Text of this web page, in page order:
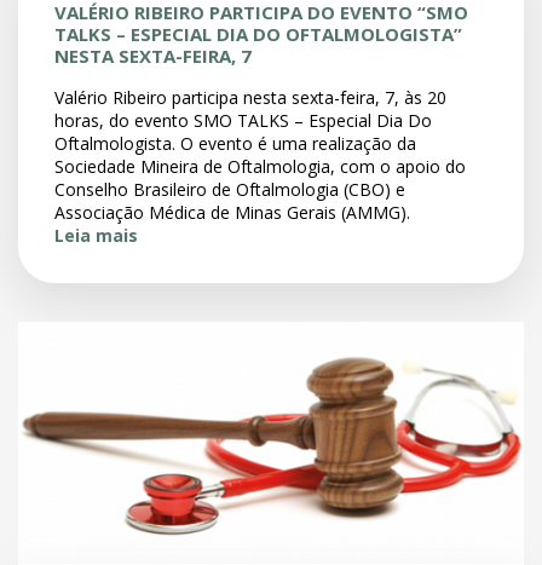
VALÉRIO RIBEIRO PARTICIPA DO EVENTO “SMO
TALKS – ESPECIAL DIA DO OFTALMOLOGISTA”
NESTA SEXTA-FEIRA, 7
Valério Ribeiro participa nesta sexta-feira, 7, às 20
horas, do evento SMO TALKS – Especial Dia Do
Oftalmologista. O evento é uma realização da
Sociedade Mineira de Oftalmologia, com o apoio do
Conselho Brasileiro de Oftalmologia (CBO) e
Associação Médica de Minas Gerais (AMMG).
Leia mais